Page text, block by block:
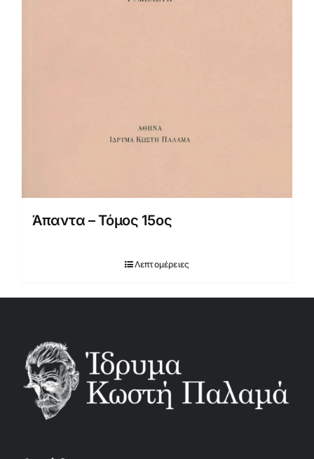
Άπαντα – Τόμος 15ος
Λεπτομέρειες